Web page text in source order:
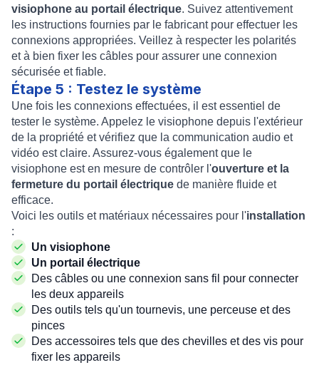
visiophone au portail électrique. Suivez attentivement
les instructions fournies par le fabricant pour effectuer les
connexions appropriées. Veillez à respecter les polarités
et à bien fixer les câbles pour assurer une connexion
sécurisée et fiable.
Étape 5 : Testez le système
Une fois les connexions effectuées, il est essentiel de
tester le système. Appelez le visiophone depuis l'extérieur
de la propriété et vérifiez que la communication audio et
vidéo est claire. Assurez-vous également que le
visiophone est en mesure de contrôler l'ouverture et la
fermeture du portail électrique de manière fluide et
efficace.
Voici les outils et matériaux nécessaires pour l'installation
:
Un visiophone
Un portail électrique
Des câbles ou une connexion sans fil pour connecter
les deux appareils
Des outils tels qu'un tournevis, une perceuse et des
pinces
Des accessoires tels que des chevilles et des vis pour
fixer les appareils